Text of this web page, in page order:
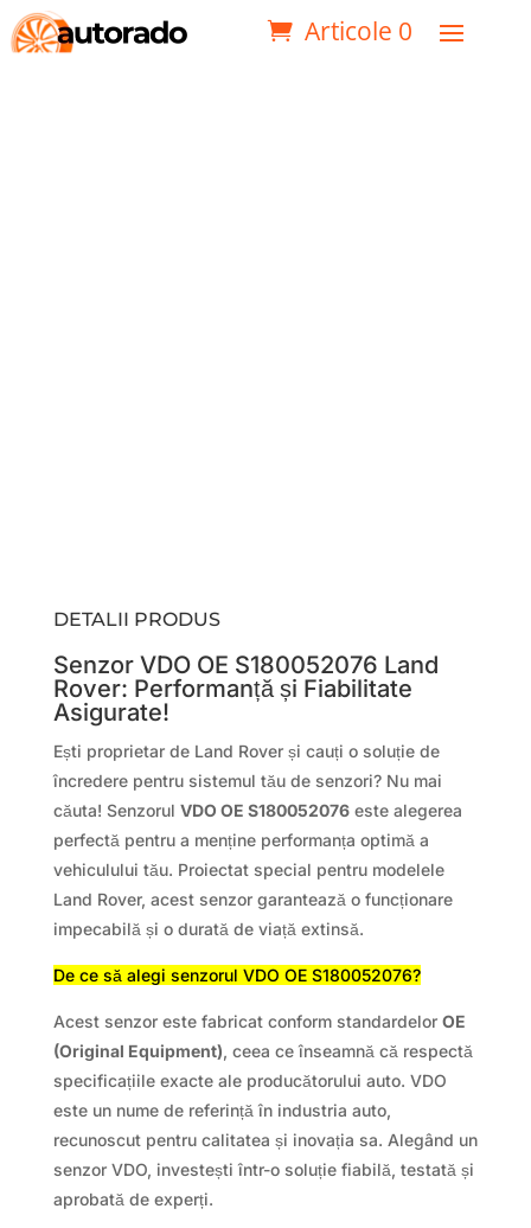
Articole 0
DETALII PRODUS
Senzor VDO OE S180052076 Land
Rover: Performanță și Fiabilitate
Asigurate!
Ești proprietar de Land Rover și cauți o soluție de
încredere pentru sistemul tău de senzori? Nu mai
căuta! Senzorul VDO OE S180052076este alegerea
perfectă pentru a menține performanța optimă a
vehiculului tău. Proiectat special pentru modelele
Land Rover, acest senzor garantează o funcționare
impecabilă și o durată de viață extinsă.
De ce să alegi senzorul VDO OE S180052076?
Acest senzor este fabricat conform standardelor OE
(Original Equipment), ceea ce înseamnă că respectă
specificațiile exacte ale producătorului auto. VDO
este un nume de referință în industria auto,
recunoscut pentru calitatea și inovația sa. Alegând un
senzor VDO, investești într-o soluție fiabilă, testată și
aprobată de experți.